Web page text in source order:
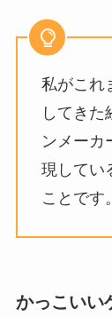
私がこれ
してきた
ンメーカ
現してい
ことです。
かっこいい